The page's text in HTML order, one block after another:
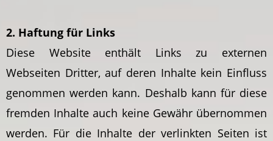
2. Haftung für Links
Diese Website enthält Links zu externen
Webseiten Dritter, auf deren Inhalte kein Einfluss
genommen werden kann. Deshalb kann für diese
fremden Inhalte auch keine Gewähr übernommen
werden. Für die Inhalte der verlinkten Seiten ist